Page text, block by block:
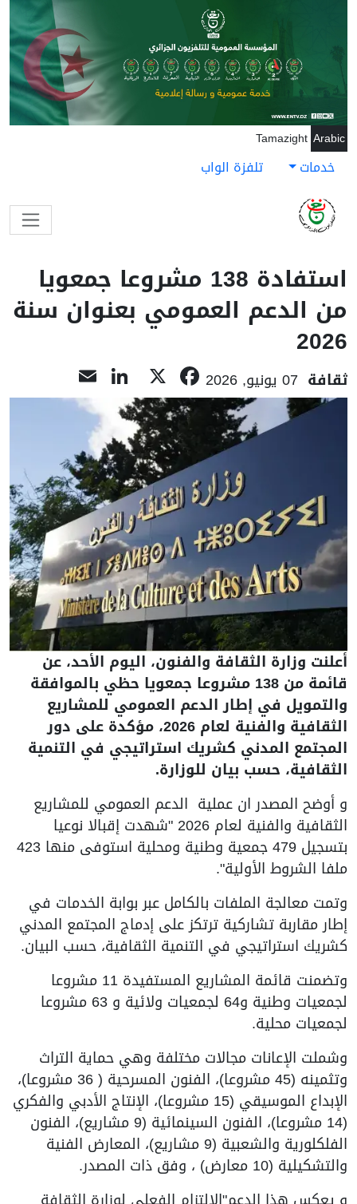
تجاوز إلى المحتوى الرئيسي
Arabic
Tamazight
خدمات تلفزة الواب
استفادة 138 مشروعا جمعويا
من الدعم العمومي بعنوان سنة
2026
ثقافة 07 يونيو, 2026 Facebook
LinkedIn
أعلنت وزارة الثقافة والفنون، اليوم الأحد، عن
قائمة من 138 مشروعا جمعويا حظي بالموافقة
والتمويل في إطار الدعم العمومي للمشاريع
الثقافية والفنية لعام 2026، مؤكدة على دور
المجتمع المدني كشريك استراتيجي في التنمية
الثقافية، حسب بيان للوزارة.
و أوضح المصدر ان عملية الدعم العمومي للمشاريع
الثقافية والفنية لعام 2026 "شهدت إقبالا نوعيا
بتسجيل 479 جمعية وطنية ومحلية استوفى منها 423
ملفا الشروط الأولية".
وتمت معالجة الملفات بالكامل عبر بوابة الخدمات في
إطار مقاربة تشاركية ترتكز على إدماج المجتمع المدني
كشريك استراتيجي في التنمية الثقافية، حسب البيان.
وتضمنت قائمة المشاريع المستفيدة 11 مشروعا
لجمعيات وطنية و64 لجمعيات ولائية و 63 مشروعا
لجمعيات محلية.
وشملت الإعانات مجالات مختلفة وهي حماية التراث
وتثمينه (45 مشروعا)، الفنون المسرحية ( 36 مشروعا)،
الإبداع الموسيقي (15 مشروعا)، الإنتاج الأدبي والفكري
(14 مشروعا)، الفنون السينمائية (9 مشاريع)، الفنون
الفلكلورية والشعبية (9 مشاريع)، المعارض الفنية
والتشكيلية (10 معارض) ، وفق ذات المصدر.